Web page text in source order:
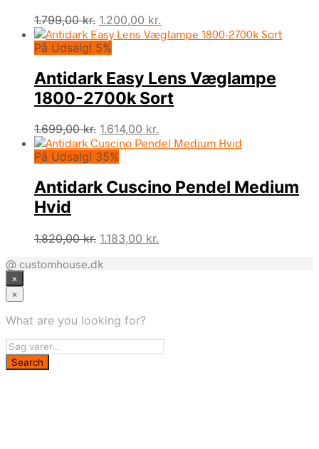
1.799,00kr. Den
oprindelige
pris
1.799,00 kr..
1.200,00 kr.
aktuelle
1.200,00 kr..
På Udsalg! 5%
Antidark Easy Lens Væglampe
1800-2700k Sort
1.699,00kr. Den
oprindelige
pris
1.699,00 kr..
1.614,00 kr.
aktuelle
1.614,00 kr..
På Udsalg! 35%
Antidark Cuscino Pendel Medium
Hvid
1.820,00kr. Den
pris
1.183,00 kr.
@ customhouse.dk
×
×
What are you looking for?